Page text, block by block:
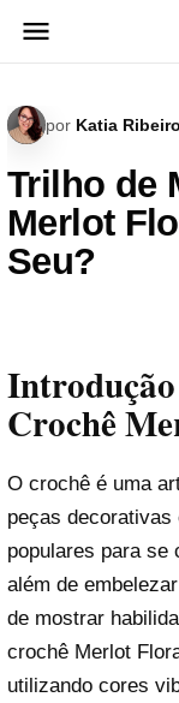
para
por Katia Ribeiro
Trilho de
Merlot
Seu?
Crochê
O crochê é uma
peças
populares para se
além de
de mostrar
crochê Merlot
utilizando cores